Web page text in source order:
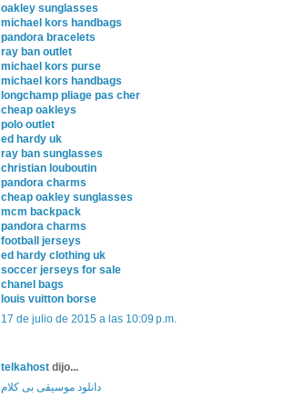
oakley sunglasses
michael kors handbags
pandora bracelets
ray ban outlet
michael kors purse
michael kors handbags
longchamp pliage pas cher
cheap oakleys
polo outlet
ed hardy uk
ray ban sunglasses
christian louboutin
pandora charms
cheap oakley sunglasses
mcm backpack
pandora charms
football jerseys
ed hardy clothing uk
soccer jerseys for sale
chanel bags
louis vuitton borse
17 de julio de 2015 a las 10:09 p.m.
telkahost dijo...
دانلود موسیقی بی کلام